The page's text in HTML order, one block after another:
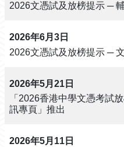
2026文憑試及放榜提示 ─
2026年6月3日
2026文憑試及放榜提示 ─
2026年5月21日
「2026香港中學文憑考試
訊專頁」推出
2026年5月11日